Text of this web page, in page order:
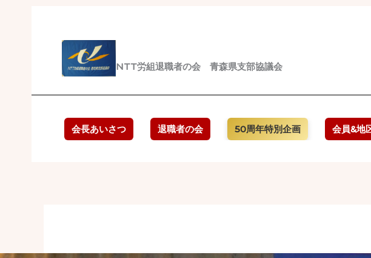
NTT労組退職者の会 青森県支部協議会
会長あいさつ 退職者の会 50周年特別企画 会員&地